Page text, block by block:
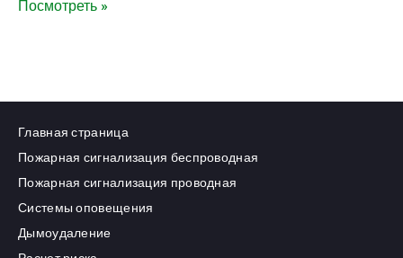
Посмотреть »
Главная страница
Пожарная сигнализация беспроводная
Пожарная сигнализация проводная
Системы оповещения
Дымоудаление